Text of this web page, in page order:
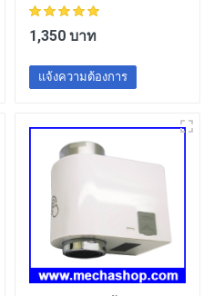
1,350 บาท
แจ้งความต้องการ